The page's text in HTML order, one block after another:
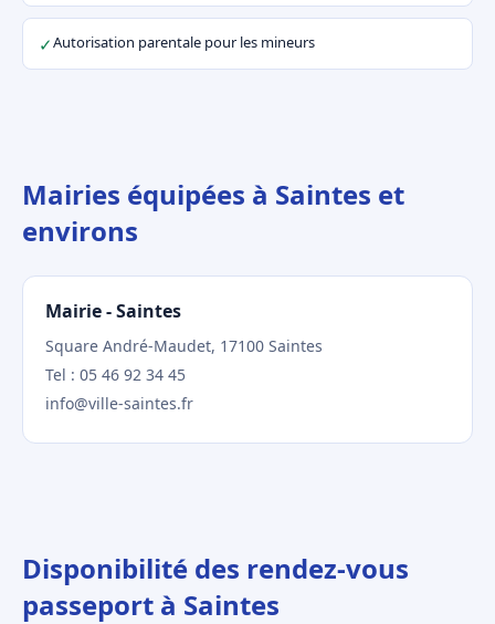
✓Autorisation parentale pour les mineurs
Mairies équipées à Saintes et
environs
Mairie - Saintes
Square André-Maudet, 17100 Saintes
Tel : 05 46 92 34 45
info@ville-saintes.fr
Disponibilité des rendez-vous
passeport à Saintes